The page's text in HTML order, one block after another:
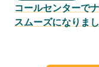
コールセンターで
スムーズになりま